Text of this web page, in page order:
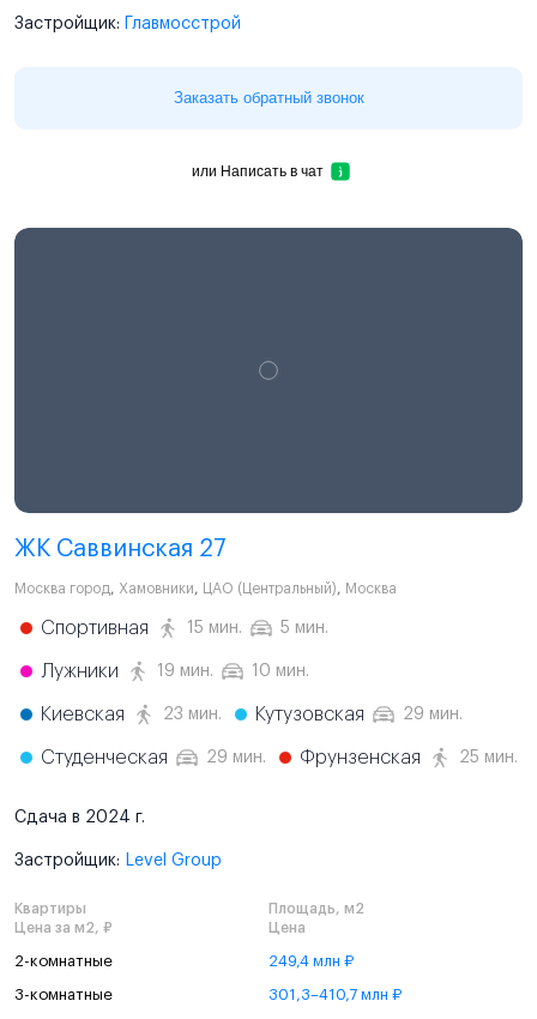
Застройщик: Главмосстрой
Заказать обратный звонок
или Написать в чат
ЖК Саввинская 27
Москва город, Хамовники, ЦАО (Центральный), Москва
Спортивная 15 мин. 5 мин.
Лужники 19 мин. 10 мин.
Киевская 23 мин. Кутузовская 29 мин.
Студенческая 29 мин. Фрунзенская 25 мин.
Сдача в 2024 г.
Застройщик: Level Group
Квартиры
Площадь, м2
Цена за м2, ₽
Цена
2-комнатные 249,4 млн ₽
3-комнатные 301,3–410,7 млн ₽